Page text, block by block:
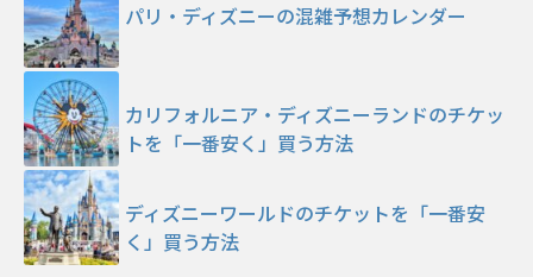
パリ・ディズニーの混雑予想カレンダー
カリフォルニア・ディズニーランドのチケッ
トを「一番安く」買う方法
ディズニーワールドのチケットを「一番安
く」買う方法